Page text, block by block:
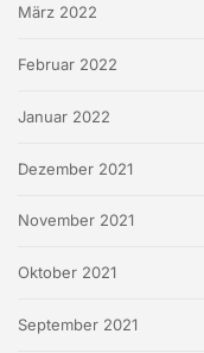
März 2022
Februar 2022
Januar 2022
Dezember 2021
November 2021
Oktober 2021
September 2021